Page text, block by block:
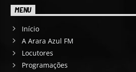
MENU
Início
A Arara Azul FM
Locutores
Programações